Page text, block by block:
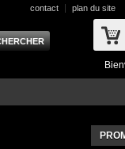
contact plan du site